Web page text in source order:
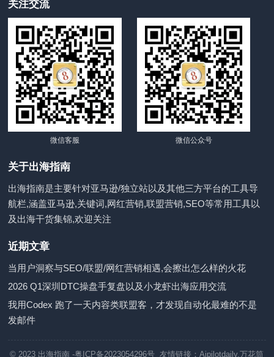
关注交流
微信客服 微信公众号
关于出海指南
出海指南是主要针对亚马逊/独立站以及其他三方平台的工具导
航栏,涵盖亚马逊,关键词,网红营销,联盟营销,SEO等常用工具以
及出海干货集锦,欢迎关注
近期文章
当用户洞察与SEO/联盟/网红营销相遇,会擦出怎么样的火花
2026 Q1深圳DTC操盘手复盘以及小龙虾出海应用交流
我用Codex 跑了一天内容类联盟客，才发现自动化最难的不是
发邮件
© 2023 出海指南 -粤ICP备2023054296号 友情链接：Aipilotdaily,万花筒